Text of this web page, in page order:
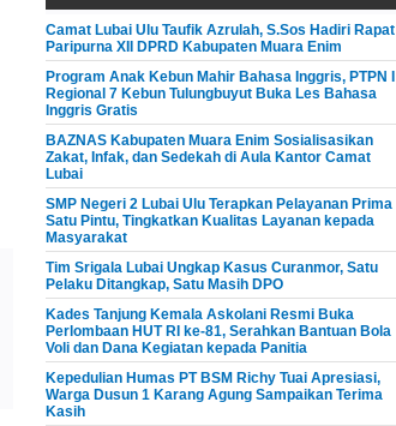
Camat Lubai Ulu Taufik Azrulah, S.Sos Hadiri Rapat
Paripurna XII DPRD Kabupaten Muara Enim
Program Anak Kebun Mahir Bahasa Inggris, PTPN I
Regional 7 Kebun Tulungbuyut Buka Les Bahasa
Inggris Gratis
BAZNAS Kabupaten Muara Enim Sosialisasikan
Zakat, Infak, dan Sedekah di Aula Kantor Camat
Lubai
SMP Negeri 2 Lubai Ulu Terapkan Pelayanan Prima
Satu Pintu, Tingkatkan Kualitas Layanan kepada
Masyarakat
Tim Srigala Lubai Ungkap Kasus Curanmor, Satu
Pelaku Ditangkap, Satu Masih DPO
Kades Tanjung Kemala Askolani Resmi Buka
Perlombaan HUT RI ke-81, Serahkan Bantuan Bola
Voli dan Dana Kegiatan kepada Panitia
Kepedulian Humas PT BSM Richy Tuai Apresiasi,
Warga Dusun 1 Karang Agung Sampaikan Terima
Kasih